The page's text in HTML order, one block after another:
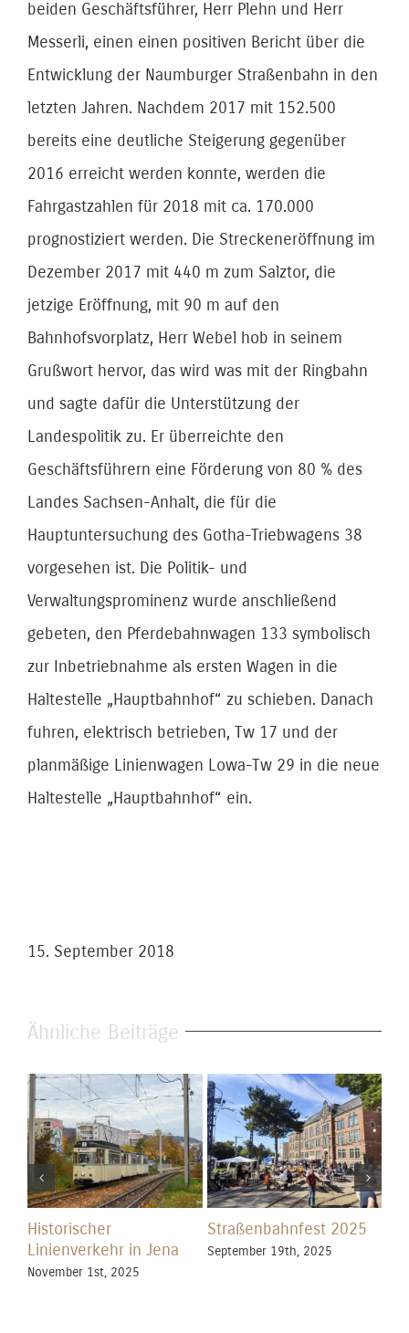
beiden Geschäftsführer, Herr Plehn und Herr
Messerli, einen einen positiven Bericht über die
Entwicklung der Naumburger Straßenbahn in den
letzten Jahren. Nachdem 2017 mit 152.500
bereits eine deutliche Steigerung gegenüber
2016 erreicht werden konnte, werden die
Fahrgastzahlen für 2018 mit ca. 170.000
prognostiziert werden. Die Streckeneröffnung im
Dezember 2017 mit 440 m zum Salztor, die
jetzige Eröffnung, mit 90 m auf den
Bahnhofsvorplatz, Herr Webel hob in seinem
Grußwort hervor, das wird was mit der Ringbahn
und sagte dafür die Unterstützung der
Landespolitik zu. Er überreichte den
Geschäftsführern eine Förderung von 80 % des
Landes Sachsen-Anhalt, die für die
Hauptuntersuchung des Gotha-Triebwagens 38
vorgesehen ist. Die Politik- und
Verwaltungsprominenz wurde anschließend
gebeten, den Pferdebahnwagen 133 symbolisch
zur Inbetriebnahme als ersten Wagen in die
Haltestelle „Hauptbahnhof“ zu schieben. Danach
fuhren, elektrisch betrieben, Tw 17 und der
planmäßige Linienwagen Lowa-Tw 29 in die neue
Haltestelle „Hauptbahnhof“ ein.
15. September 2018
Ähnliche Beiträge
Historischer
Linienverkehr in Jena
November 1st, 2025
Straßenbahnfest 2025
September 19th, 2025